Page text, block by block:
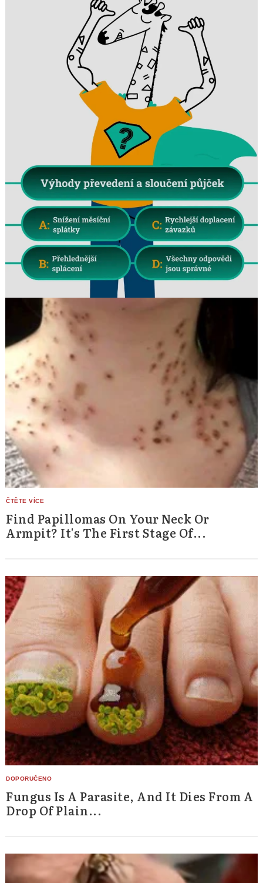
Find Papillomas On Your Neck Or
Armpit? It's The First Stage Of...
Fungus Is A Parasite, And It Dies From A
Drop Of Plain...